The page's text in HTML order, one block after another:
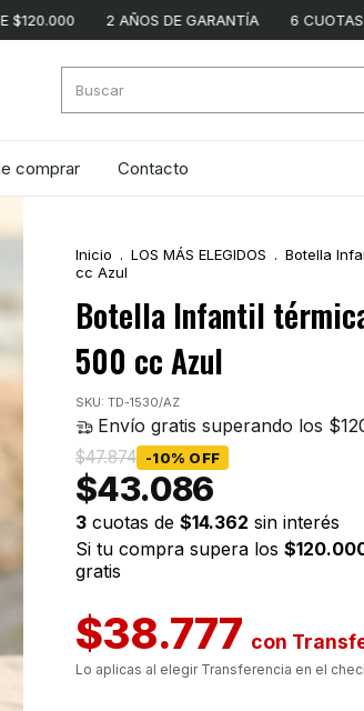
comprar Contacto
2 AÑOS DE GARANTÍA 6 CUOTAS SIN
Inicio . LOS MÁS ELEGIDOS . Botella
cc Azul
Botella Infantil
500 cc Azul
SKU: TD-1530/AZ
$43.086
-10% OFF
$47.874
$38.777 con
3 cuotas de $14.362 sin interés
Si tu compra supera los
gratis
Envío gratis superando los